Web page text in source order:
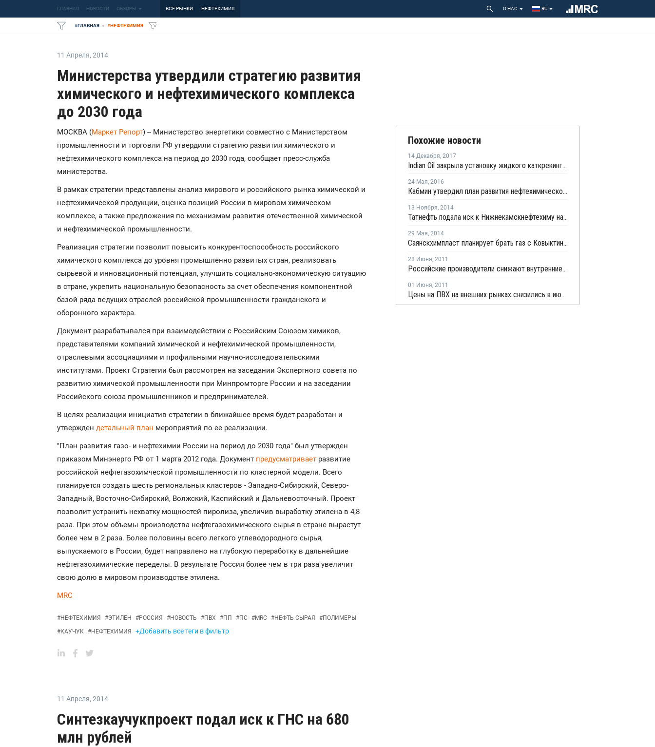
ГЛАВНАЯ НОВОСТИ ОБЗОРЫ ВСЕ РЫНКИ НЕФТЕХИМИЯ О НАС RU
#ГЛАВНАЯ #НЕФТЕХИМИЯ
11 Апреля, 2014
Министерства утвердили стратегию развития
химического и нефтехимического комплекса
до 2030 года
МОСКВА (Маркет Репорт) -- Министерство энергетики совместно с Министерством
промышленности и торговли РФ утвердили стратегию развития химического и
нефтехимического комплекса на период до 2030 года, сообщает пресс-служба
министерства.
В рамках стратегии представлены анализ мирового и российского рынка химической и
нефтехимической продукции, оценка позиций России в мировом химическом
комплексе, а также предложения по механизмам развития отечественной химической
и нефтехимической промышленности.
Реализация стратегии позволит повысить конкурентоспособность российского
химического комплекса до уровня промышленно развитых стран, реализовать
сырьевой и инновационный потенциал, улучшить социально-экономическую ситуацию
в стране, укрепить национальную безопасность за счет обеспечения компонентной
базой ряда ведущих отраслей российской промышленности гражданского и
оборонного характера.
Документ разрабатывался при взаимодействии с Российским Союзом химиков,
представителями компаний химической и нефтехимической промышленности,
отраслевыми ассоциациями и профильными научно-исследовательскими
институтами. Проект Стратегии был рассмотрен на заседании Экспертного совета по
развитию химической промышленности при Минпромторге России и на заседании
Российского союза промышленников и предпринимателей.
В целях реализации инициатив стратегии в ближайшее время будет разработан и
утвержден детальный план мероприятий по ее реализации.
"План развития газо- и нефтехимии России на период до 2030 года" был утвержден
приказом Минэнерго РФ от 1 марта 2012 года. Документ предусматривает развитие
российской нефтегазохимческой промышленности по кластерной модели. Всего
планируется создать шесть региональных кластеров - Западно-Сибирский, Северо-
Западный, Восточно-Сибирский, Волжский, Каспийский и Дальневосточный. Проект
позволит устранить нехватку мощностей пиролиза, увеличив выработку этилена в 4,8
раза. При этом объемы производства нефтегазохимического сырья в стране вырастут
более чем в 2 раза. Более половины всего легкого углеводородного сырья,
выпускаемого в России, будет направлено на глубокую переработку в дальнейшие
нефтегазохимические переделы. В результате Россия более чем в три раза увеличит
свою долю в мировом производстве этилена.
MRC
#НЕФТЕХИМИЯ #ЭТИЛЕН #РОССИЯ #НОВОСТЬ #ПВХ #ПП #ПС #MRC #НЕФТЬ СЫРАЯ #ПОЛИМЕРЫ
#КАУЧУК #НЕФТЕХИМИЯ +Добавить все теги в фильтр
Похожие новости
14 Декабря, 2017
Indian Oil закрыла установку жидкого каткрекинга в Парадипе из-за пожара на НПЗ
24 Мая, 2016
Кабмин утвердил план развития нефтехимической отрасли до 2030 года
13 Ноября, 2014
Татнефть подала иск к Нижнекамскнефтехиму на 354 млн рублей
29 Мая, 2014
Саянскхимпласт планирует брать газ с Ковыктинского ГКМ
28 Июня, 2011
Российские производители снижают внутренние цены ПВХ
01 Июня, 2011
Цены на ПВХ на внешних рынках снизились в июне
11 Апреля, 2014
Синтезкаучукпроект подал иск к ГНС на 680
млн рублей